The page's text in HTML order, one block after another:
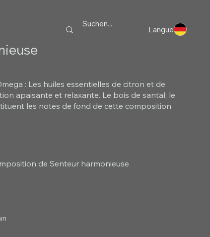
Langue
: Les huiles essentielles de citron et de
apaisante et relaxante. Le bois de santal, le
les notes de fond de cette composition
de Senteur harmonieuse